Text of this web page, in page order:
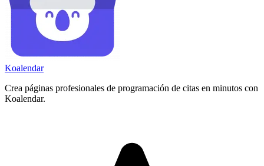
Koalendar
Crea páginas profesionales de programación de citas en minutos con
Koalendar.